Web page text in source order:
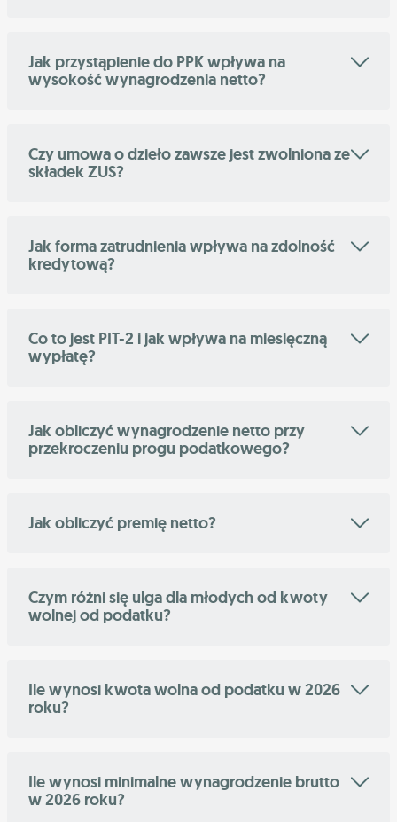
Jak przystąpienie do PPK wpływa na
wysokość wynagrodzenia netto?
Czy umowa o dzieło zawsze jest zwolniona ze
składek ZUS?
Jak forma zatrudnienia wpływa na zdolność
kredytową?
Co to jest PIT-2 i jak wpływa na miesięczną
wypłatę?
Jak obliczyć wynagrodzenie netto przy
przekroczeniu progu podatkowego?
Jak obliczyć premię netto?
Czym różni się ulga dla młodych od kwoty
wolnej od podatku?
Ile wynosi kwota wolna od podatku w 2026
roku?
Ile wynosi minimalne wynagrodzenie brutto
w 2026 roku?